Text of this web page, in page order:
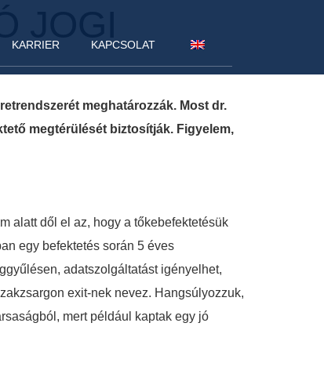
KARRIER KAPCSOLAT
JOGI
meghatározzák. Most dr.
megtérülését biztosítják. Figyelem,
alatt dől el az, hogy a tőkebefektetésük
egy befektetés során 5 éves
adatszolgáltatást igényelhet,
exit-nek nevez. Hangsúlyozzuk,
mert például kaptak egy jó